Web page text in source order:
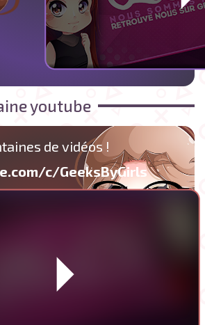
youtube
de vidéos !
c/GeeksByGirls